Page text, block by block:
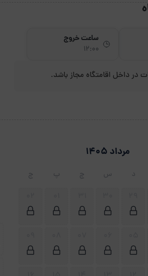
ساعت خروج
12:00
در داخل اقامتگاه مجاز باشد.
مرداد 1405
د س چ پ ج